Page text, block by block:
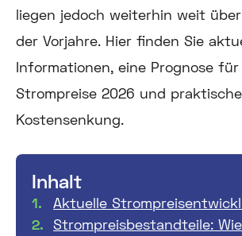
liegen jedoch weiterhin weit
der Vorjahre. Hier finden Sie
Informationen, eine Prognose
Strompreise 2026 und
Kostensenkung.
Inhalt
Aktuelle
Strompreisbestandteile: